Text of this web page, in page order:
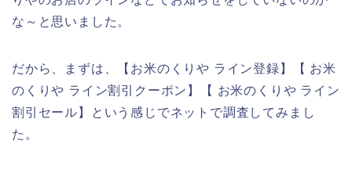
な～と思いました。
だから、まずは、【お米のくりや ライン登録】【 お米
のくりや ライン割引クーポン】【 お米のくりや ライン
割引セール】という感じでネットで調査してみまし
た。